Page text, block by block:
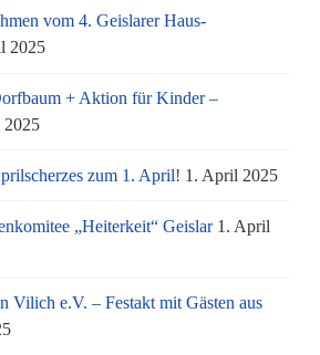
vom 4. Geislarer Haus-
2025
+ Aktion für Kinder –
zum 1. April! 1. April 2025
„Heiterkeit“ Geislar 1. April
Vilich e.V. – Festakt mit Gästen aus